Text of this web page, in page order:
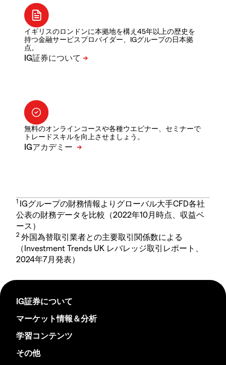
イギリスのロンドンに本拠地を構え45年以上の歴史を
持つ金融サービスプロバイダー、IGグループの日本拠
点。
無料のオンラインコースや各種ウエビナー、セミナーで
トレードスキルを向上させましょう。
1 IGグループの財務情報よりグローバル大手CFD各社
公表の財務データを比較（2022年10月時点、収益ベ
ース）
2 外国為替取引業者との主要取引関係数による
（Investment Trends UK レバレッジ取引レポート、
2024年7月発表）
IG証券について
マーケット情報＆分析
学習コンテンツ
その他